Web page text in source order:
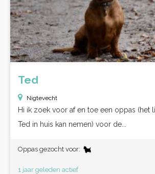
Ted
Nigtevecht
Hi ik zoek voor af en toe een oppas (het
Ted in huis kan nemen) voor de...
Oppas gezocht voor:
1 jaar geleden actief